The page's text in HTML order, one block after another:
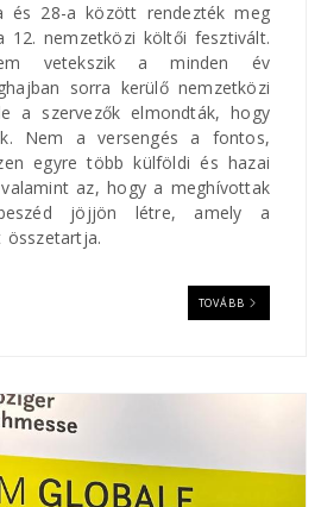
és 28-a között rendezték meg
12. nemzetközi költői fesztivált.
vetekszik a minden év
sorra kerülő nemzetközi
a szervezők elmondták, hogy
Nem a versengés a fontos,
egyre több külföldi és hazai
az, hogy a meghívottak
jöjjön létre, amely a
összetartja.
TOVÁBB